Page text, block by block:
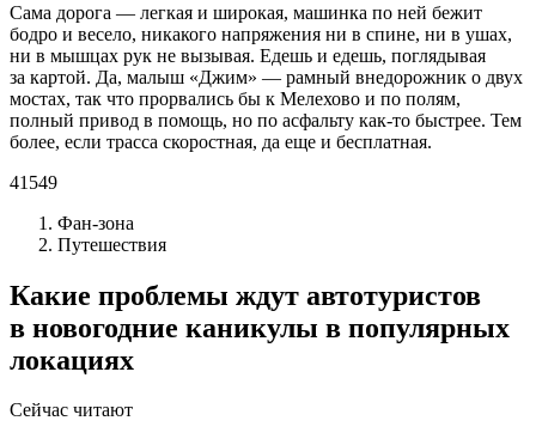
Сама дорога — легкая и широкая, машинка по ней бежит
бодро и весело, никакого напряжения ни в спине, ни в ушах,
ни в мышцах рук не вызывая. Едешь и едешь, поглядывая
за картой. Да, малыш «Джим» — рамный внедорожник о двух
мостах, так что прорвались бы к Мелехово и по полям,
полный привод в помощь, но по асфальту как-то быстрее. Тем
более, если трасса скоростная, да еще и бесплатная.
41549
Фан-зона
Путешествия
Какие проблемы ждут автотуристов
в новогодние каникулы в популярных
локациях
Сейчас читают